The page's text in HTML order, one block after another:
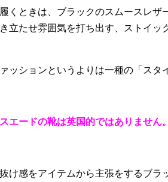
くときは、ブラックのスムースレザ
立たせ雰囲気を打ち出す、ストイッ
ッションというよりは一種の「スタ
エードの靴は英国的ではありません。
け感をアイテムから主張をするブラ